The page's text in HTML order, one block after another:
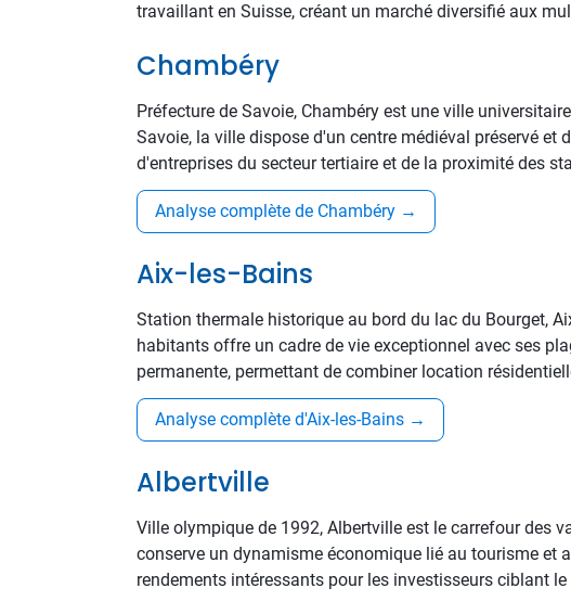
travaillant en Suisse, créant un marché diversifié aux
Chambéry
Préfecture de Savoie, Chambéry est une ville
Savoie, la ville dispose d'un centre médiéval préservé
d'entreprises du secteur tertiaire et de la proximité des
Analyse complète de Chambéry →
Aix-les-Bains
Station thermale historique au bord du lac du Bourget,
habitants offre un cadre de vie exceptionnel avec ses
permanente, permettant de combiner location
Analyse complète d'Aix-les-Bains →
Albertville
Ville olympique de 1992, Albertville est le carrefour des
conserve un dynamisme économique lié au tourisme
rendements intéressants pour les investisseurs ciblant